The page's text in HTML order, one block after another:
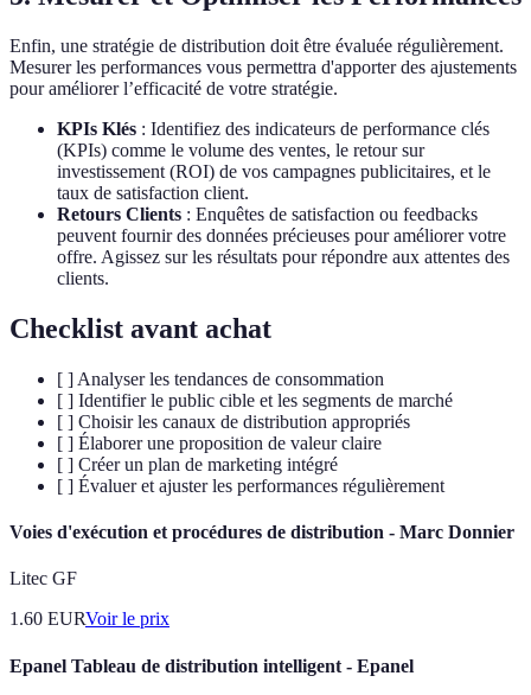
Enfin, une stratégie de distribution doit être évaluée régulièrement.
Mesurer les performances vous permettra d'apporter des ajustements
pour améliorer l’efficacité de votre stratégie.
KPIs Klés : Identifiez des indicateurs de performance clés
(KPIs) comme le volume des ventes, le retour sur
investissement (ROI) de vos campagnes publicitaires, et le
taux de satisfaction client.
Retours Clients : Enquêtes de satisfaction ou feedbacks
peuvent fournir des données précieuses pour améliorer votre
offre. Agissez sur les résultats pour répondre aux attentes des
clients.
Checklist avant achat
[ ] Analyser les tendances de consommation
[ ] Identifier le public cible et les segments de marché
[ ] Choisir les canaux de distribution appropriés
[ ] Élaborer une proposition de valeur claire
[ ] Créer un plan de marketing intégré
[ ] Évaluer et ajuster les performances régulièrement
Voies d'exécution et procédures de distribution - Marc Donnier
Litec GF
1.60 EURVoir le prix
Epanel Tableau de distribution intelligent - Epanel